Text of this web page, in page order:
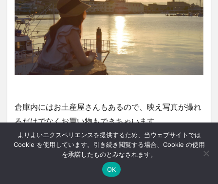
倉庫内にはお土産屋さんもあるので、映え写真が撮れ
るだけでなくお買い物もできちゃいます。
メニュー
よりよいエクスペリエンスを提供するため、当ウェブサイトでは
Cookie を使用しています。引き続き閲覧する場合、Cookie の使用
を承諾したものとみなされます。
OK